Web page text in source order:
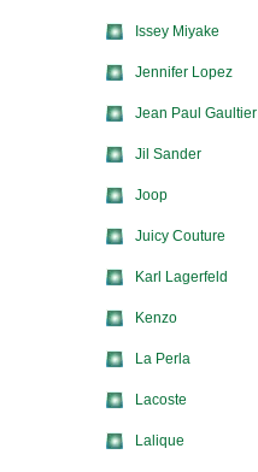
Issey Miyake
Jennifer Lopez
Jean Paul Gaultier
Jil Sander
Joop
Juicy Couture
Karl Lagerfeld
Kenzo
La Perla
Lacoste
Lalique